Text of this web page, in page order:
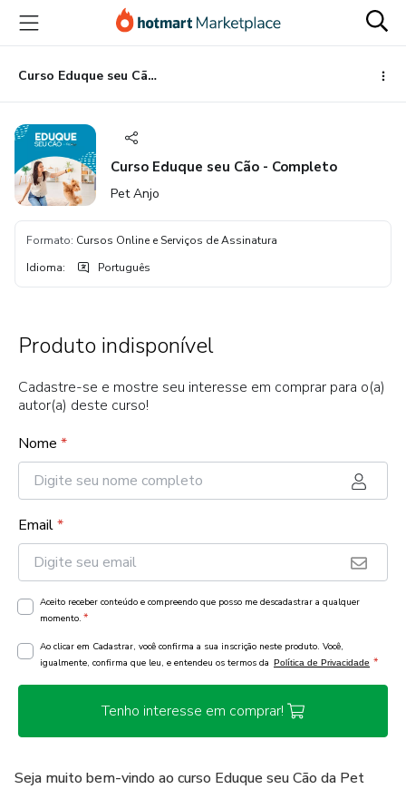
para
conteúdo
principal
para
pagamento
para
rodapé
Curso Eduque seu Cão - Completo
Curso Eduque seu Cão - Completo
Pet Anjo
Formato: Cursos Online e Serviços de Assinatura
Idioma: Português
Produto indisponível
Cadastre-se e mostre seu interesse em comprar para o(a)
autor(a) deste curso!
Nome *
Email*
Aceito receber conteúdo e compreendo que posso me descadastrar a qualquer
momento. *
Ao clicar em Cadastrar, você confirma a sua inscrição neste produto. Você,
igualmente, confirma que leu, e entendeu os termos da Política de Privacidade *
Tenho interesse em comprar!
Seja muito bem-vindo ao curso Eduque seu Cão da Pet